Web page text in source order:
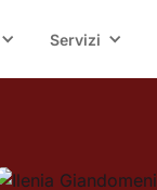
Servizi